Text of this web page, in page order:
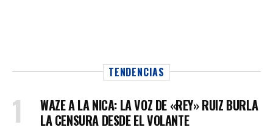
TENDENCIAS
WAZE A LA NICA: LA VOZ DE «REY» RUIZ BURLA
LA CENSURA DESDE EL VOLANTE